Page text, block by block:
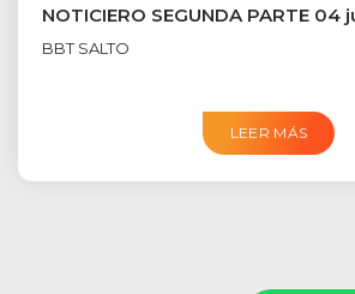
NOTICIERO SEGUNDA PARTE 04
BBT SALTO
LEER MÁS